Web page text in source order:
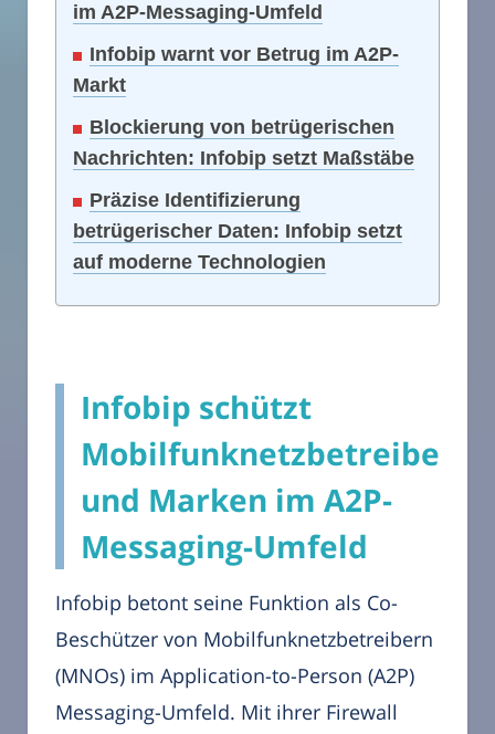
im A2P-Messaging-Umfeld
Infobip warnt vor Betrug im A2P-
Markt
Blockierung von betrügerischen
Nachrichten: Infobip setzt Maßstäbe
Präzise Identifizierung
betrügerischer Daten: Infobip setzt
auf moderne Technologien
Infobip schützt
Mobilfunknetzbetreiber
und Marken im A2P-
Messaging-Umfeld
Infobip betont seine Funktion als Co-
Beschützer von Mobilfunknetzbetreibern
(MNOs) im Application-to-Person (A2P)
Messaging-Umfeld. Mit ihrer Firewall